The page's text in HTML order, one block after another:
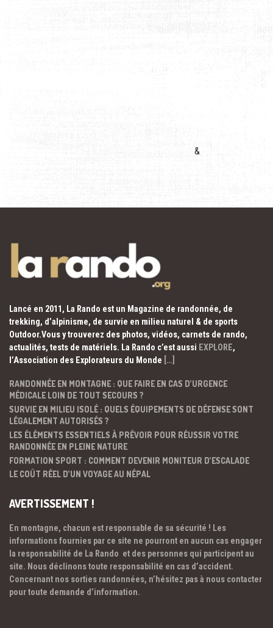
&
Lancé en 2011, La Rando est un Magazine de randonnée, de
trekking, d’alpinisme, de survie en milieu naturel & de sports
Outdoor.Vous y trouverez des photos, vidéos, carnets de rando,
actualités, tests de matériels. La Rando c’est aussi EXPLORE,
l’Association des Explorateurs du Monde […]
RANDONNÉE EN MONTAGNE : QUE FAIRE EN CAS D’URGENCE
MÉDICALE LOIN DE TOUT SECOURS ?
SURVIE EN MILIEU ISOLÉ : QUELS ÉQUIPEMENTS DE DÉFENSE SONT
LÉGALEMENT AUTORISÉS ?
LES ÉLÉMENTS ESSENTIELS À PRÉVOIR POUR RÉUSSIR VOTRE
RANDONNÉE EN PLEINE NATURE
FORMATION SPORT : COMMENT DEVENIR MONITEUR D’ESCALADE
LE COÛT RÉEL D’UN VOYAGE AU NÉPAL
AVERTISSEMENT !
En montagne, chacun est responsable de sa sécurité ! Les
informations fournies par ce site ne pourront en aucun cas engager
la responsabilité de La Rando et des personnes qui participent au
site. Nous déclinons toute responsabilité en cas d’accident.
Concernant nos sorties randonnées, n’hésitez pas à nous contacter
pour toute demande d’information.